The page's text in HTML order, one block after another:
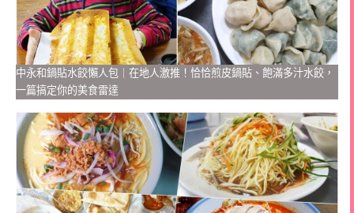
中永和鍋貼水餃懶人包｜在地人激推！恰恰煎皮鍋貼、飽滿多汁水餃，
一篇搞定你的美食雷達